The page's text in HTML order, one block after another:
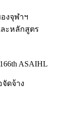
งจุฬาฯ
ะหลักสูตร
ASAIHL
ดจ้าง